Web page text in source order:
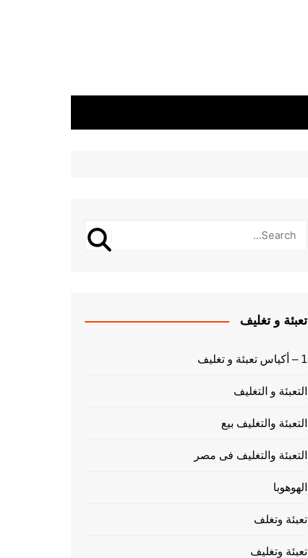
تعبئة و تغليف
1 – أكياس تعبئة و تغليف
التعبئة و التغليف
التعبئة والتغليف بيع
التعبئة والتغليف فى مصر
الهوهوبا
تعبئة وتغلف
تعبئة وتغليف